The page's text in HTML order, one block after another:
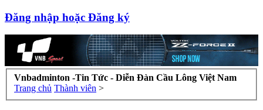
Đăng nhập hoặc Đăng ký
Vnbadminton -Tin Tức - Diễn Đàn Cầu Lông Việt Nam
Trang chủ Thành viên >